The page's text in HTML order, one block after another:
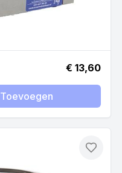
€ 13,60
Toevoegen